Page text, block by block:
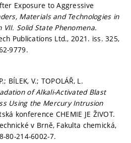
Exposure to Aggressive
Materials and Technologies in
VII. Solid State Phenomena.
Publications Ltd., 2021. iss. 325,
9779.
BÍLEK, V.; TOPOLÁŘ, L.
of Alkali-Activated Blast
Using the Mercury Intrusion
konference CHEMIE JE ŽIVOT.
v Brně, Fakulta chemická,
80-214-6002-7.